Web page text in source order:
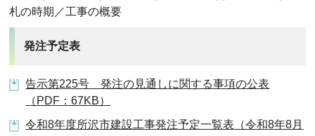
札の時期／工事の概要
発注予定表
告示第225号 発注の見通しに関する事項の公表
（PDF：67KB）
令和8年度所沢市建設工事発注予定一覧表（令和8年8月